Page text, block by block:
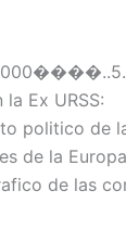
Ex URSS:
politico de
de la
de las